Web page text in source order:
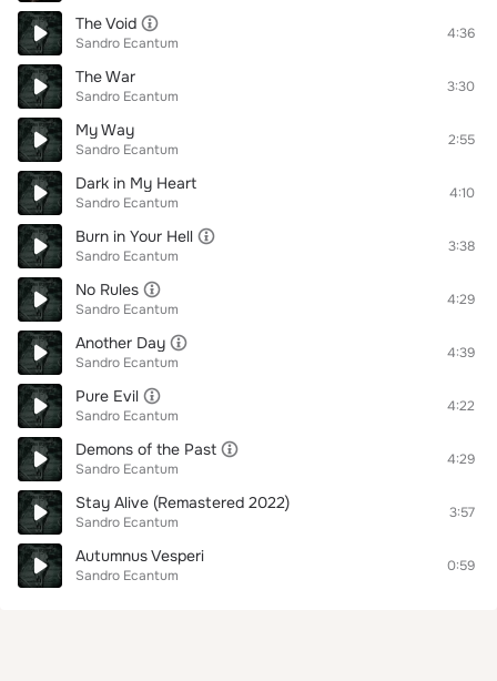
The Void
Sandro Ecantum
4:36
The War
Sandro Ecantum
3:30
My Way
Sandro Ecantum
2:55
Dark in My Heart
Sandro Ecantum
4:10
Burn in Your Hell
Sandro Ecantum
3:38
No Rules
Sandro Ecantum
4:29
Another Day
Sandro Ecantum
4:39
Pure Evil
Sandro Ecantum
4:22
Demons of the Past
Sandro Ecantum
4:29
Stay Alive (Remastered 2022)
Sandro Ecantum
3:57
Autumnus Vesperi
Sandro Ecantum
0:59